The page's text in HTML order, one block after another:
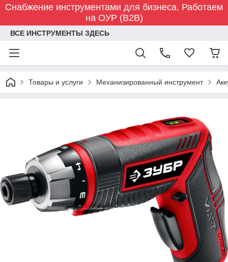
Снабжение инструментами для бизнеса. Работаем
на ОУР (B2B)
ВСЕ ИНСТРУМЕНТЫ ЗДЕСЬ
Товары и услуги Механизированный инструмент